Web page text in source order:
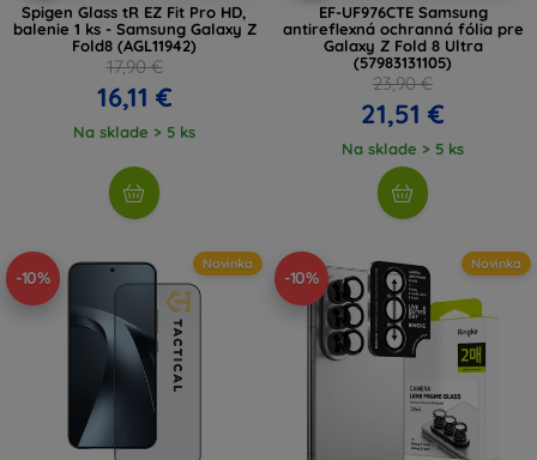
Spigen Glass tR EZ Fit Pro HD,
balenie 1 ks - Samsung Galaxy Z
Fold8 (AGL11942)
17,90 €
16,11 €
Na sklade > 5 ks
EF-UF976CTE Samsung
antireflexná ochranná fólia pre
Galaxy Z Fold 8 Ultra
(57983131105)
23,90 €
21,51 €
Na sklade > 5 ks
-10%
Novinka
-10%
Novinka